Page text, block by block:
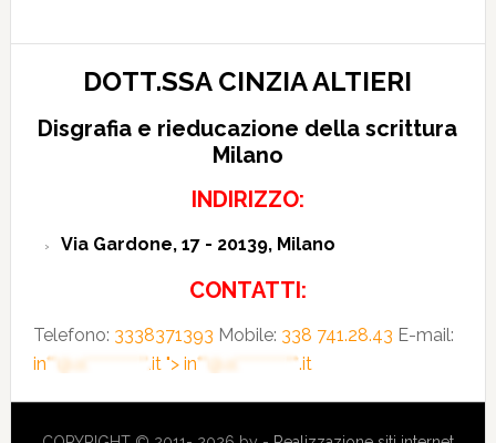
DOTT.SSA CINZIA ALTIERI
Disgrafia e rieducazione della scrittura
Milano
INDIRIZZO:
Via Gardone, 17 - 20139, Milano
CONTATTI:
Telefono: 3338371393 Mobile: 338 741.28.43 E-mail:
in**@al***********.it "> in**@al***********.it